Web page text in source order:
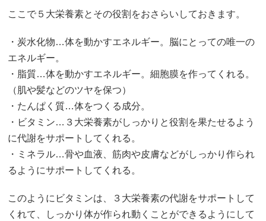
ここで５大栄養素とその役割をおさらいしておきます。
・炭水化物…体を動かすエネルギー。脳にとっての唯一の
エネルギー。
・脂質…体を動かすエネルギー。細胞膜を作ってくれる。
（肌や髪などのツヤを保つ）
・たんぱく質…体をつくる成分。
・ビタミン…３大栄養素がしっかりと役割を果たせるよう
に代謝をサポートしてくれる。
・ミネラル…骨や血液、筋肉や皮膚などがしっかり作られ
るようにサポートしてくれる。
このようにビタミンは、３大栄養素の代謝をサポートして
くれて、しっかり体が作られ動くことができるようにして